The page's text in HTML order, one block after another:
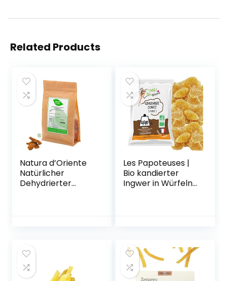
Related Products
Natura d’Oriente
Natürlicher
Dehydrierter
Les Papoteuses |
Bio kandierter
Ingwer in Würfeln
| Ohne
Konservierungsmit
tel